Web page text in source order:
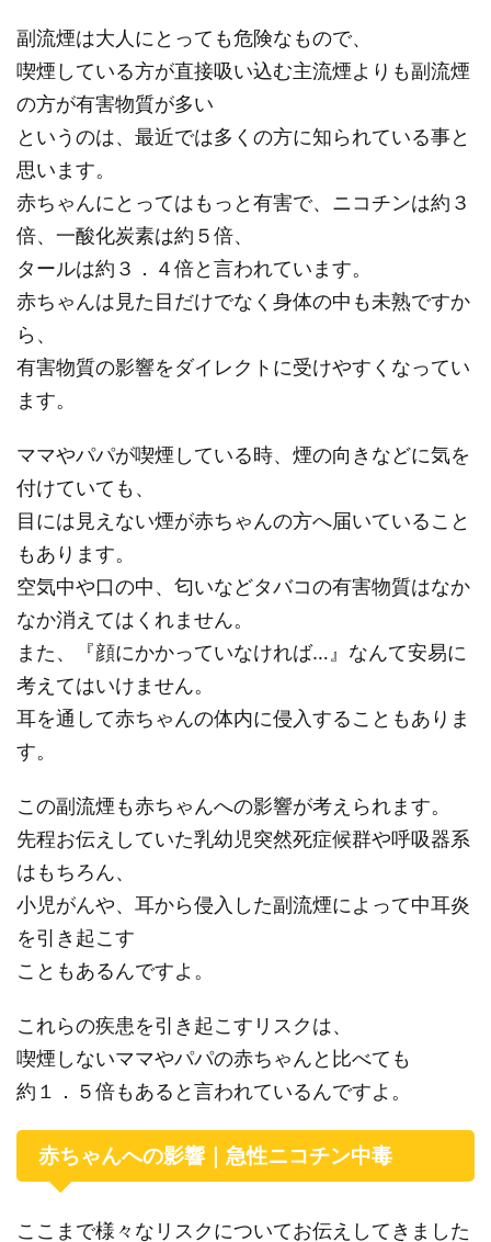
副流煙は大人にとっても危険なもので、
喫煙している方が直接吸い込む主流煙よりも副流煙
の方が有害物質が多い
というのは、最近では多くの方に知られている事と
思います。
赤ちゃんにとってはもっと有害で、ニコチンは約３
倍、一酸化炭素は約５倍、
タールは約３．４倍と言われています。
赤ちゃんは見た目だけでなく身体の中も未熟ですか
ら、
有害物質の影響をダイレクトに受けやすくなってい
ます。
ママやパパが喫煙している時、煙の向きなどに気を
付けていても、
目には見えない煙が赤ちゃんの方へ届いていること
もあります。
空気中や口の中、匂いなどタバコの有害物質はなか
なか消えてはくれません。
また、『顔にかかっていなければ…』なんて安易に
考えてはいけません。
耳を通して赤ちゃんの体内に侵入することもありま
す。
この副流煙も赤ちゃんへの影響が考えられます。
先程お伝えしていた乳幼児突然死症候群や呼吸器系
はもちろん、
小児がんや、耳から侵入した副流煙によって中耳炎
を引き起こす
こともあるんですよ。
これらの疾患を引き起こすリスクは、
喫煙しないママやパパの赤ちゃんと比べても
約１．５倍もあると言われているんですよ。
赤ちゃんへの影響｜急性ニコチン中毒
ここまで様々なリスクについてお伝えしてきました